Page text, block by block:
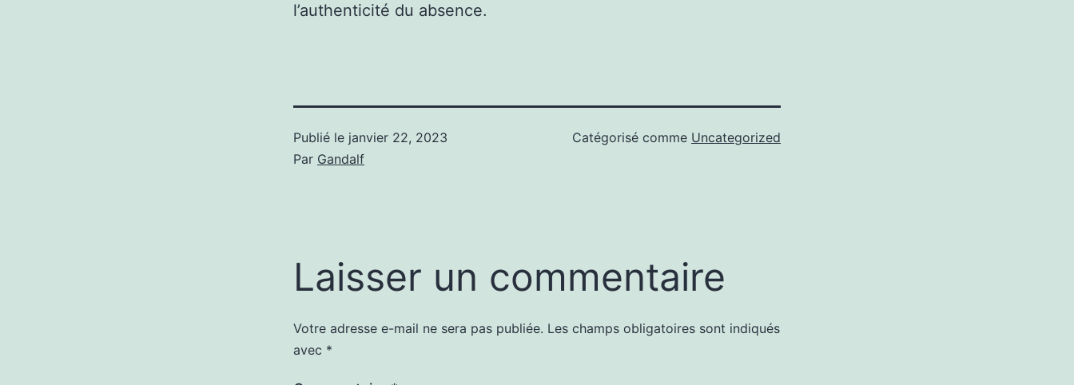
l’authenticité du absence.
Publié le janvier 22, 2023
Par Gandalf
Catégorisé comme Uncategorized
Laisser un commentaire
Votre adresse e-mail ne sera pas publiée. Les champs obligatoires sont indiqués
avec *